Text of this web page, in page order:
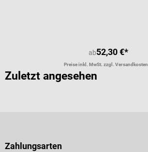
ab52,30 €*
Preise inkl. MwSt. zzgl. Versandkosten
Zuletzt angesehen
Zahlungsarten